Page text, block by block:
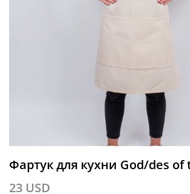
Фартук для кухни God/des
23 USD